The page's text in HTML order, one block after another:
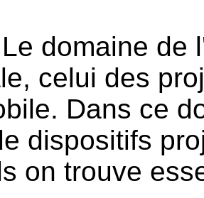
Le domaine de
celui des
Dans ce
dispositifs
on trouve